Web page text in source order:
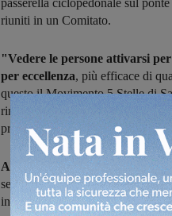
passerella ciclopedonale sul
riuniti in un Comitato.
"Vedere le persone attivarsi
per eccellenza, più efficace di
questo il Movimento 5 Stelle di
ringraziare e congratularsi con
proprio tempo per un bene
Andrea Focardi entra nel
senso unico sul ponte Ipazia,
interromperà il traffico veicolare